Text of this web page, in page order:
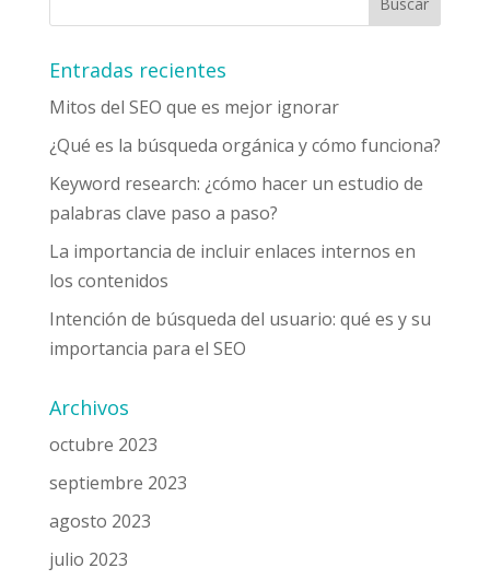
Entradas recientes
Mitos del SEO que es mejor ignorar
¿Qué es la búsqueda orgánica y cómo funciona?
Keyword research: ¿cómo hacer un estudio de
palabras clave paso a paso?
La importancia de incluir enlaces internos en
los contenidos
Intención de búsqueda del usuario: qué es y su
importancia para el SEO
Archivos
octubre 2023
septiembre 2023
agosto 2023
julio 2023